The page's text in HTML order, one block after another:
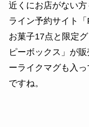
近くにお店がない
ライン予約サイト「
お菓子17点と限定
ピーボックス」が
ーライクマグも入
ですね。